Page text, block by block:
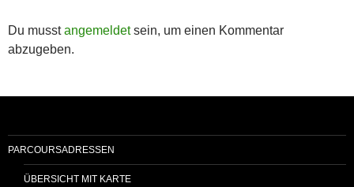
Du musstangemeldetsein, um einen Kommentar
abzugeben.
PARCOURSADRESSEN
ÜBERSICHT MIT KARTE